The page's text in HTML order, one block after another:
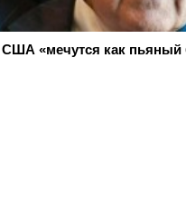
«мечутся как пьяный